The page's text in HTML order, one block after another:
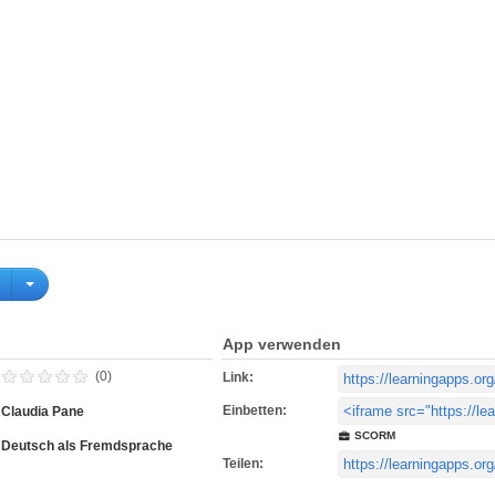
(0)
Claudia Pane
Deutsch als Fremdsprache
App verwenden
Link:
Einbetten:
SCORM
Teilen: